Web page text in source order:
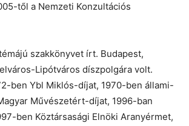
től a Nemzeti Konzultációs
szakkönyvet írt. Budapest,
Lipótváros díszpolgára volt.
ben Ybl Miklós-díjat, 1970-ben állami-
Művészetért-díjat, 1996-ban
ben Köztársasági Elnöki Aranyérmet,